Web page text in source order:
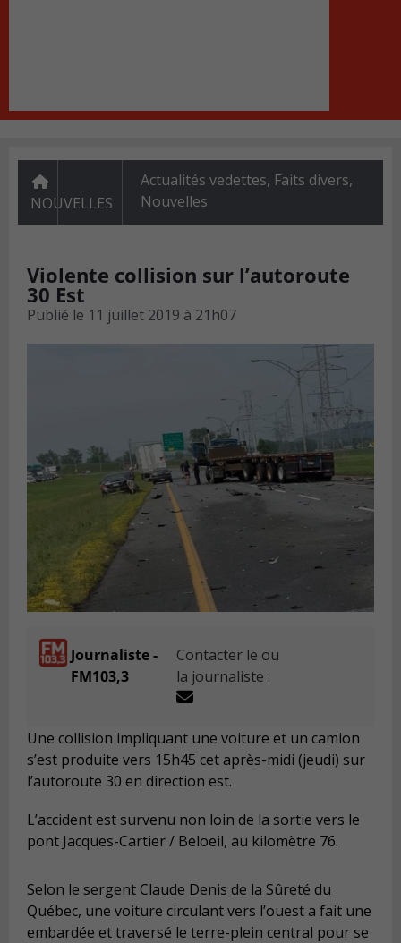
NOUVELLES
Actualités vedettes, Faits divers,
Nouvelles
Violente collision sur l’autoroute
30 Est
Publié le 11 juillet 2019 à 21h07
Journaliste -
FM103,3
Contacter le ou
la journaliste :
Une collision impliquant une voiture et un camion
s’est produite vers 15h45 cet après-midi (jeudi) sur
l’autoroute 30 en direction est.
L’accident est survenu non loin de la sortie vers le
pont Jacques-Cartier / Beloeil, au kilomètre 76.
Selon le sergent Claude Denis de la Sûreté du
Québec, une voiture circulant vers l’ouest a fait une
embardée et traversé le terre-plein central pour se